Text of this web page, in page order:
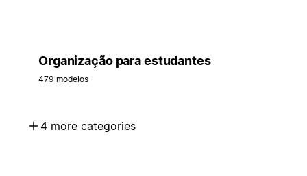
Organização para estudantes
479 modelos
4 more categories